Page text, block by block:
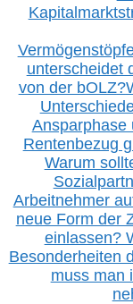
unterscheidet
von der bOLZ?
Ansparphase
Rentenbezug
Warum
Arbeitnehmer
neue Form der
einlassen?
Besonderheiten
muss man